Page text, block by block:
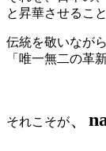
と昇華させること
伝統を敬いなが
「唯一無二の革
それこそが、